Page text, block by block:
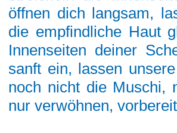
öffnen dich langsam,
die empfindliche Haut
Innenseiten deiner
sanft ein, lassen
noch nicht die
nur verwöhnen,